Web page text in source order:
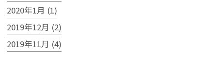
2020年1月 (1)
2019年12月 (2)
2019年11月 (4)